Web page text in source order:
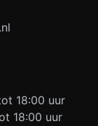
18:00 uur
18:00 uur